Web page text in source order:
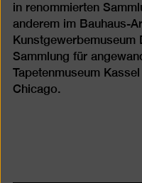
in renommierten
anderem im Bauhaus-
Kunstgewerbemuseum
Sammlung für
Tapetenmuseum
Chicago.